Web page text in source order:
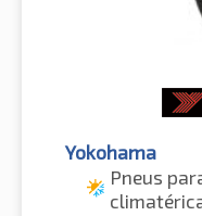
Yokohama
Pneus